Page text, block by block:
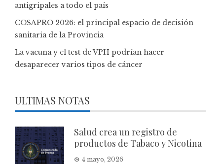
antigripales a todo el país
COSAPRO 2026: el principal espacio de decisión
sanitaria de la Provincia
La vacuna y el test de VPH podrían hacer
desaparecer varios tipos de cáncer
ULTIMAS NOTAS
Salud crea un registro de
productos de Tabaco y Nicotina
4 mayo, 2026